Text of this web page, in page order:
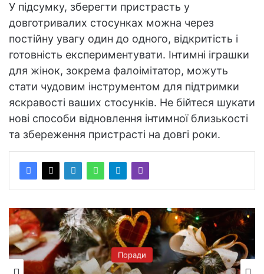
У підсумку, зберегти пристрасть у
довготривалих стосунках можна через
постійну увагу один до одного, відкритість і
готовність експериментувати. Інтимні іграшки
для жінок, зокрема фалоімітатор, можуть
стати чудовим інструментом для підтримки
яскравості ваших стосунків. Не бійтеся шукати
нові способи відновлення інтимної близькості
та збереження пристрасті на довгі роки.
Поради